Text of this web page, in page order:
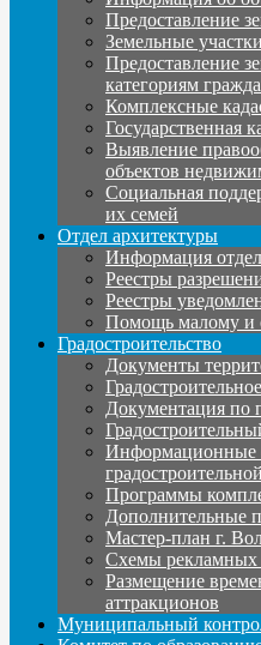
Предоставление
Земельные
Предоставление
категориям
Комплексные
Государственная
Выявление
объектов
Социальная
их семей
Отдел архитектуры
Информация
Реестры
Реестры
Помощь малому и
Градостроительство
Документы
Документация по
Информационные
Программы
Дополнительные
Мастер-план г.
Схемы рекламных
Размещение
аттракционов
Муниципальный